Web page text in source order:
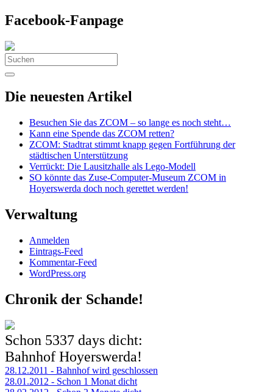
Facebook-Fanpage
Search
for:
Die neuesten Artikel
Besuchen Sie das ZCOM – so lange es noch steht…
Kann eine Spende das ZCOM retten?
ZCOM: Stadtrat stimmt knapp gegen Fortführung der
städtischen Unterstützung
Verrückt: Die Lausitzhalle als Lego-Modell
SO könnte das Zuse-Computer-Museum ZCOM in
Hoyerswerda doch noch gerettet werden!
Verwaltung
Anmelden
Eintrags-Feed
Kommentar-Feed
WordPress.org
Chronik der Schande!
Schon 5337 days dicht:
Bahnhof Hoyerswerda!
28.12.2011 - Bahnhof wird geschlossen
28.01.2012 - Schon 1 Monat dicht